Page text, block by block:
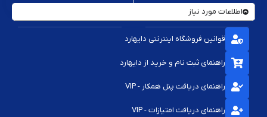
اطلاعات مورد نیاز
قوانین فروشگاه اینترنتی دایهارد
راهنمای ثبت نام و خرید از دایهارد
راهنمای دریافت پنل همکار - VIP
راهنمای دریافت امتیازات - VIP